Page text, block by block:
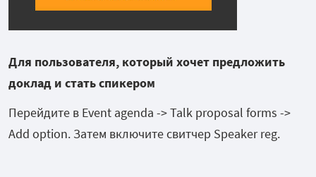
Для пользователя, который хочет предложить
доклад и стать спикером
Перейдите в Event agenda -> Talk proposal forms ->
Add option. Затем включите свитчер Speaker reg.